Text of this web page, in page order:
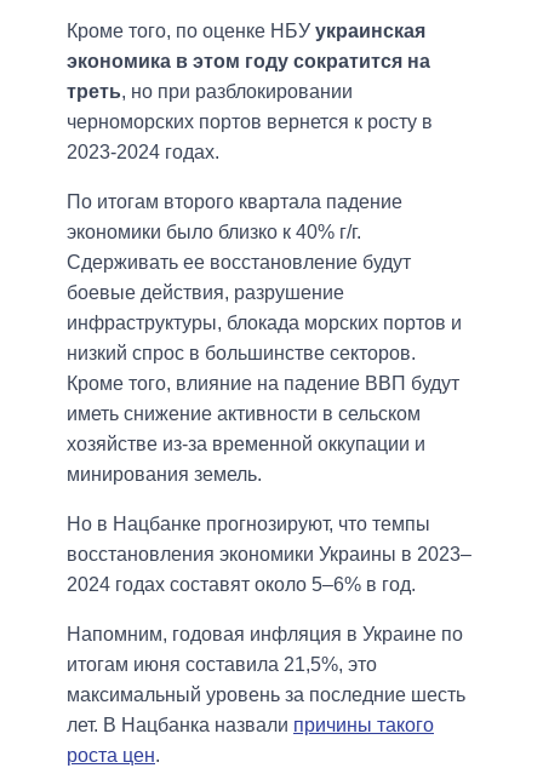
Кроме того, по оценке НБУ украинская
экономика в этом году сократится на
треть, но при разблокировании
черноморских портов вернется к росту в
2023-2024 годах.
По итогам второго квартала падение
экономики было близко к 40% г/г.
Сдерживать ее восстановление будут
боевые действия, разрушение
инфраструктуры, блокада морских портов и
низкий спрос в большинстве секторов.
Кроме того, влияние на падение ВВП будут
иметь снижение активности в сельском
хозяйстве из-за временной оккупации и
минирования земель.
Но в Нацбанке прогнозируют, что темпы
восстановления экономики Украины в 2023–
2024 годах составят около 5–6% в год.
Напомним, годовая инфляция в Украине по
итогам июня составила 21,5%, это
максимальный уровень за последние шесть
лет. В Нацбанка назвали причины такого
роста цен.